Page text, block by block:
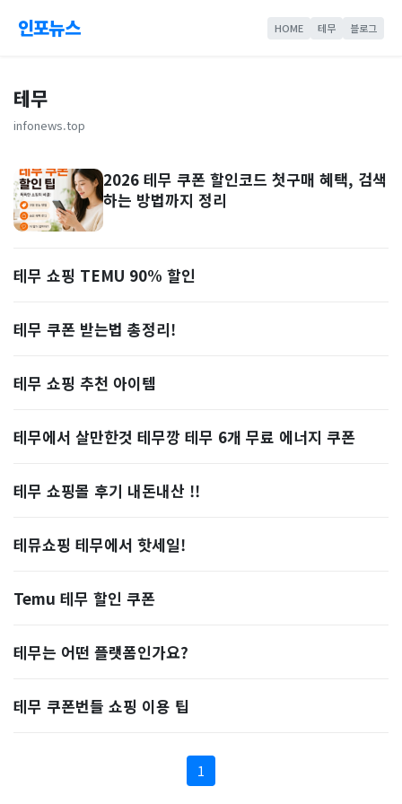
인포뉴스 HOME 테무 블로그
테무
infonews.top
2026 테무 쿠폰 할인코드 첫구매 혜택, 검색
하는 방법까지 정리
테무 쇼핑 TEMU 90% 할인
테무 쿠폰 받는법 총정리!
테무 쇼핑 추천 아이템
테무에서 살만한것 테무깡 테무 6개 무료 에너지 쿠폰
테무 쇼핑몰 후기 내돈내산 !!
테뮤쇼핑 테무에서 핫세일!
Temu 테무 할인 쿠폰
테무는 어떤 플랫폼인가요?
테무 쿠폰번들 쇼핑 이용 팁
1